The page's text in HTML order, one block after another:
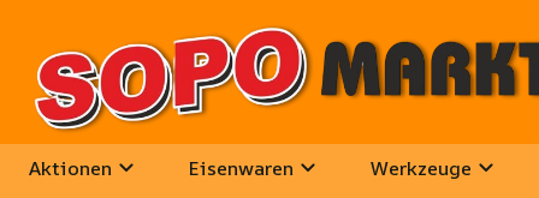
Aktionen Eisenwaren
Werkzeuge